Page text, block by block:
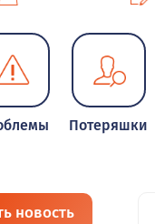
Потеряшки
новость